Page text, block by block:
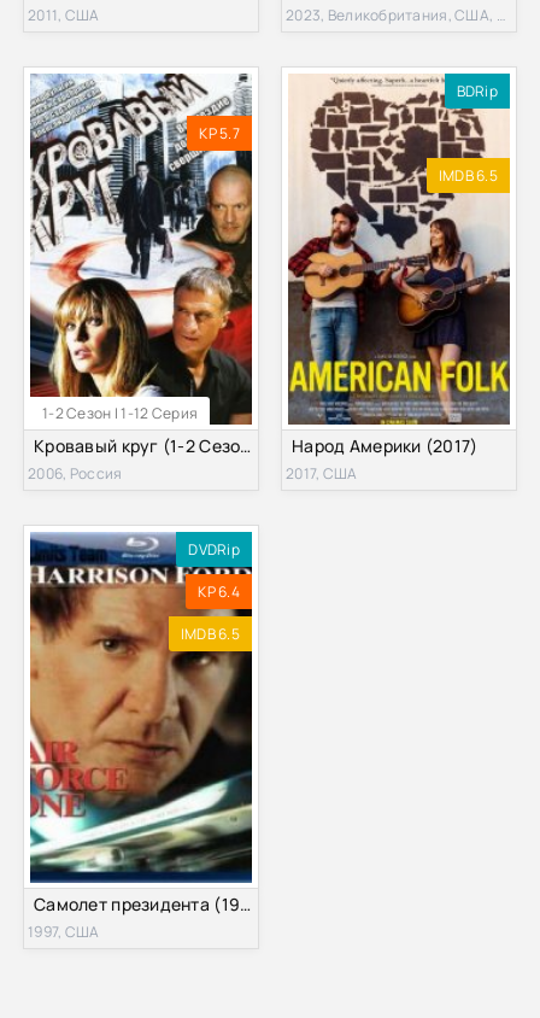
2011, США 2023, Великобритания, США, Канада
1-2 Сезон | 1-12 Серия
KP 5.7
Кровавый круг (1-2 Сезон)
2006, Россия
BDRip
IMDB 6.5
Народ Америки (2017)
2017, США
DVDRip
KP 6.4
IMDB 6.5
Самолет президента (1997)
1997, США